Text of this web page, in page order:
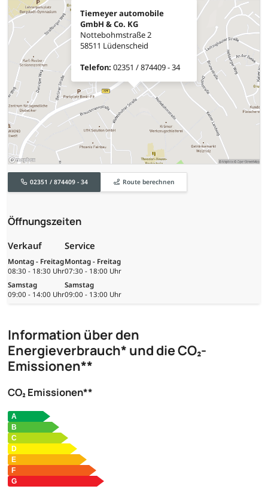
Tiemeyer automobile
GmbH & Co. KG
Nottebohmstraße 2
58511 Lüdenscheid
Telefon: 02351 / 874409 - 34
02351 / 874409 - 34 Route berechnen
Öffnungszeiten
Verkauf
Montag - Freitag
08:30 - 18:30 Uhr
Samstag
09:00 - 14:00 Uhr
Service
Montag - Freitag
07:30 - 18:00 Uhr
Samstag
09:00 - 13:00 Uhr
Information über den
Energieverbrauch* und die CO₂-
Emissionen**
CO₂ Emissionen**